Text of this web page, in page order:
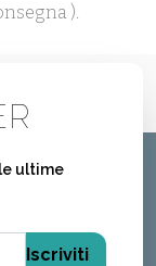
).
ultime
Iscriviti